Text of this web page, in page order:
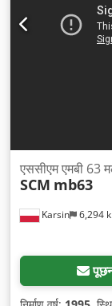
Karsin 6,294
एससीएम एमबी 63
SCM mb63